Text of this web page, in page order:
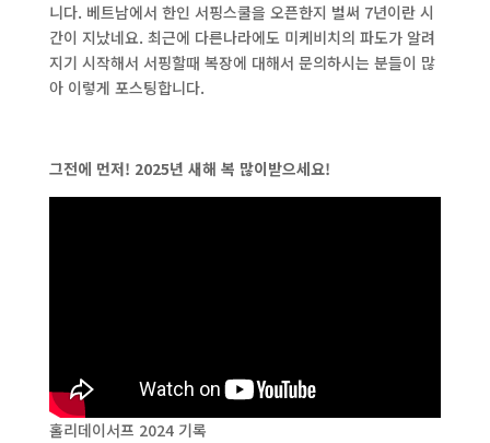
니다. 베트남에서 한인 서핑스쿨을 오픈한지 벌써 7년이란 시
간이 지났네요. 최근에 다른나라에도 미케비치의 파도가 알려
지기 시작해서 서핑할때 복장에 대해서 문의하시는 분들이 많
아 이렇게 포스팅합니다.
그전에 먼저! 2025년 새해 복 많이받으세요!
홀리데이서프 2024 기록